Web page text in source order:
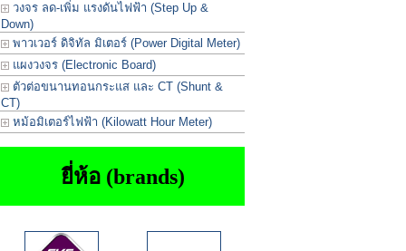
วงจร ลด-เพิ่ม แรงดันไฟฟ้า (Step Up &
Down)
พาวเวอร์ ดิจิทัล มิเตอร์ (Power Digital Meter)
แผงวงจร (Electronic Board)
ตัวต่อขนานทอนกระแส และ CT (Shunt &
CT)
หม้อมิเตอร์ไฟฟ้า (Kilowatt Hour Meter)
ยี่ห้อ (brands)